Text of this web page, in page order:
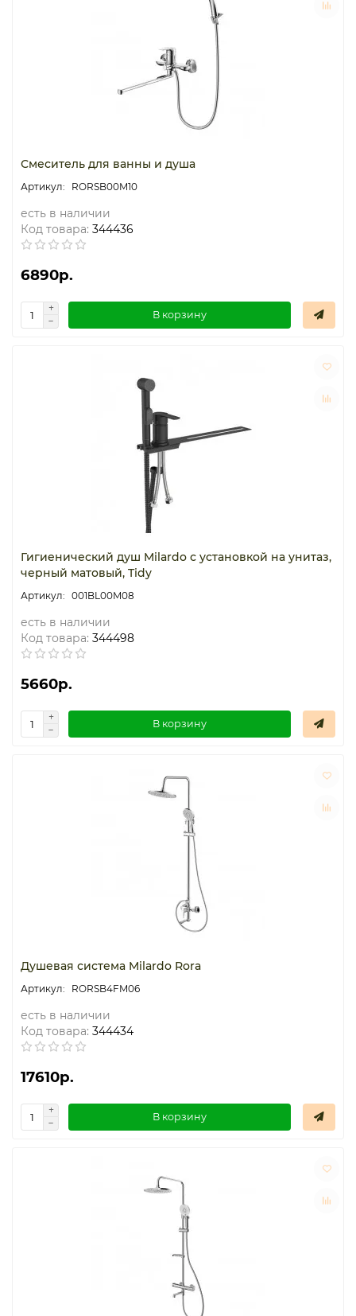
Смеситель для ванны и душа
RORSB00M10
есть в наличии
Код товара: 344436
6890р.
В корзину
Гигиенический душ Milardo с установкой на унитаз,
черный матовый, Tidy
001BL00M08
есть в наличии
Код товара: 344498
5660р.
В корзину
Душевая система Milardo Rora
RORSB4FM06
есть в наличии
Код товара: 344434
17610р.
В корзину